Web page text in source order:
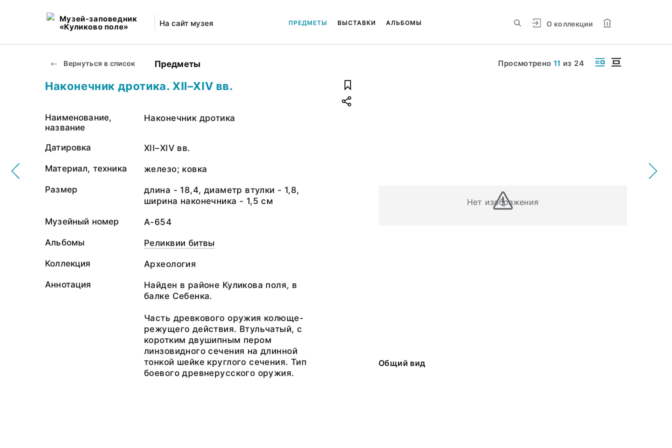
Музей-заповедник
«Куликово поле»
На сайт музея О коллекции
ПРЕДМЕТЫ ВЫСТАВКИ АЛЬБОМЫ
Вернуться в список Предметы Просмотрено 11 из 24
Нет изображения
Общий вид
Наконечник дротика. XII–XIV вв.
Наименование,
название
Наконечник дротика
Датировка XII–XIV вв.
Материал, техника железо; ковка
Размер
длина - 18,4, диаметр втулки - 1,8,
ширина наконечника - 1,5 см
Музейный номер А-654
Альбомы Реликвии битвы
Коллекция Археология
Аннотация
Найден в районе Куликова поля, в
балке Себенка.
Часть древкового оружия колюще-
режущего действия. Втульчатый, с
коротким двушипным пером
линзовидного сечения на длинной
тонкой шейке круглого сечения. Тип
боевого древнерусского оружия.